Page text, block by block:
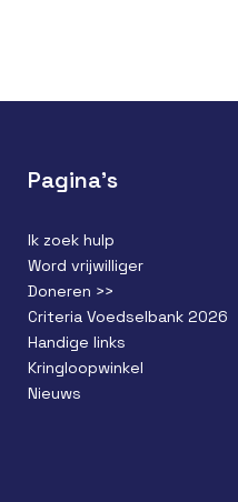
Pagina’s
Ik zoek hulp
Word vrijwilliger
Doneren >>
Criteria Voedselbank 2026
Handige links
Kringloopwinkel
Nieuws